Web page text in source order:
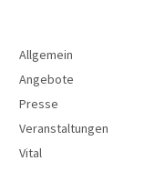
Allgemein
Angebote
Presse
Veranstaltungen
Vital